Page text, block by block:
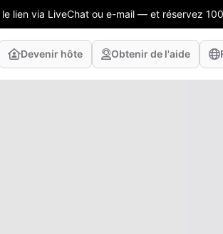
lien via LiveChat ou e-mail — et réservez
Devenir hôte Obtenir de l'aide